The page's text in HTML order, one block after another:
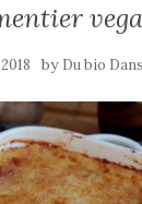
by Du bio